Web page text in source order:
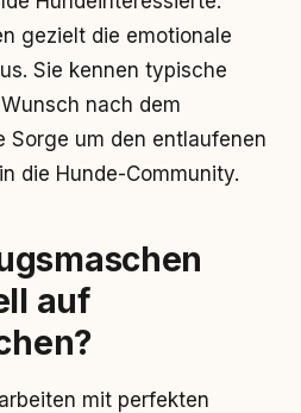
gezielt die emotionale
Sie kennen typische
nach dem
Sorge um den entlaufenen
die Hunde-Community.
auf
mit perfekten